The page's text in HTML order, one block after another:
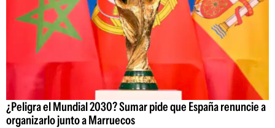
¿Peligra el Mundial 2030? Sumar pide que España renuncie a
organizarlo junto a Marruecos